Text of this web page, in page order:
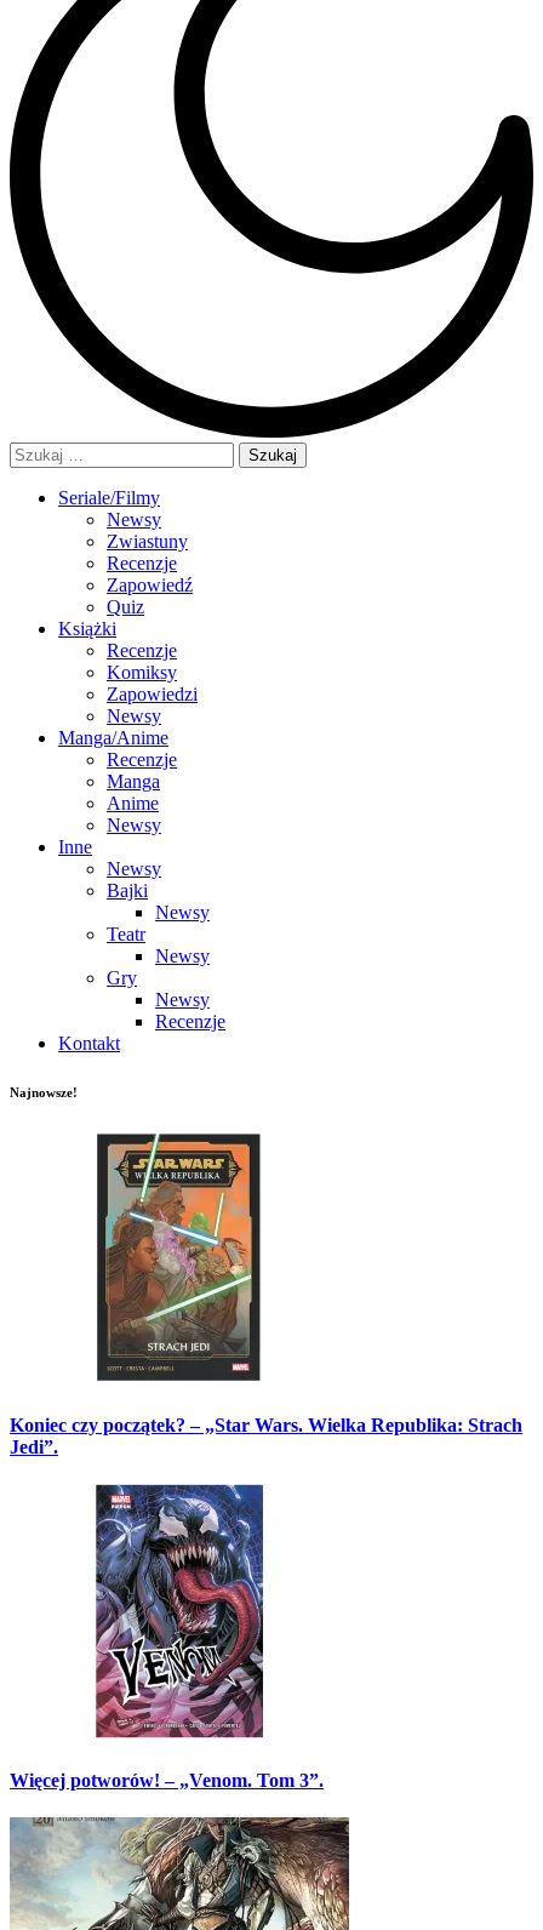
Szukaj:
Seriale/Filmy
Newsy
Zwiastuny
Recenzje
Zapowiedź
Quiz
Książki
Recenzje
Komiksy
Zapowiedzi
Newsy
Manga/Anime
Recenzje
Manga
Anime
Newsy
Inne
Newsy
Bajki
Newsy
Teatr
Newsy
Gry
Newsy
Recenzje
Kontakt
Najnowsze!
Koniec czy początek? – „Star Wars. Wielka Republika: Strach
Jedi”.
Więcej potworów! – „Venom. Tom 3”.